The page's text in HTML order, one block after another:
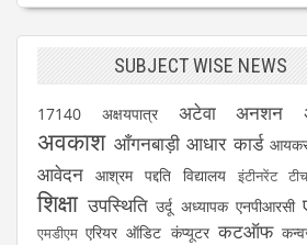
SUBJECT WISE NEWS
17140 अक्षयपात्र अटेवा अनशन
अवकाश आँगनबाड़ी आधार कार्ड
आवेदन आश्रम पद्दति विद्यालय इंटीनरेंट
शिक्षा उपस्थिति उर्दू अध्यापक एनपीआरसी
एमडीएम एरियर ऑडिट कंप्यूटर कटऑफ